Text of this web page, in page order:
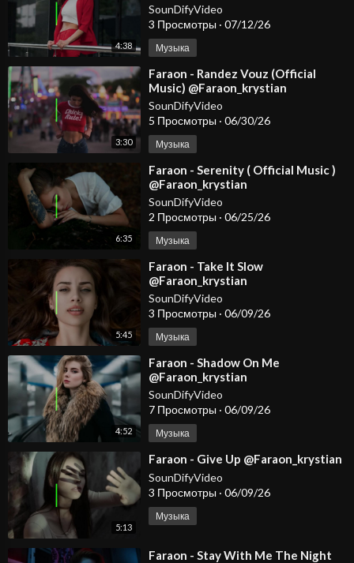
4:38
SounDifyVideo
3 Просмотры · 07/12/26
Музыка
3:30
⁣Faraon - Randez Vouz (Official
Music) @Faraon_krystian
SounDifyVideo
5 Просмотры · 06/30/26
Музыка
6:35
⁣Faraon - Serenity ( Official Music )
@Faraon_krystian
SounDifyVideo
2 Просмотры · 06/25/26
Музыка
5:45
⁣Faraon - Take It Slow
@Faraon_krystian
SounDifyVideo
3 Просмотры · 06/09/26
Музыка
4:52
⁣Faraon - Shadow On Me
@Faraon_krystian
SounDifyVideo
7 Просмотры · 06/09/26
Музыка
5:13
⁣Faraon - Give Up @Faraon_krystian
SounDifyVideo
3 Просмотры · 06/09/26
Музыка
⁣Faraon - Stay With Me The Night